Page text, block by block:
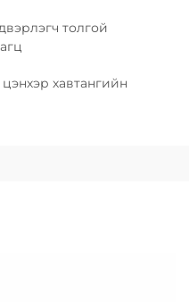
толгой
хавтангийн